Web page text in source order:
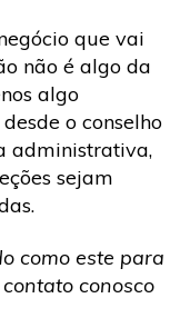
que vai
não é algo da
algo
o conselho
administrativa,
sejam
como este para
conosco